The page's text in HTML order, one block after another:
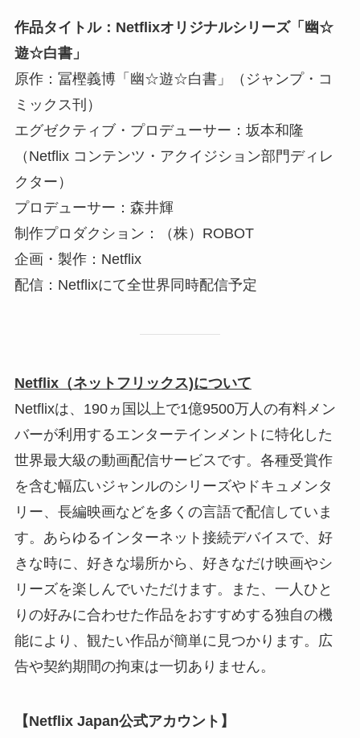
作品タイトル：Netflixオリジナルシリーズ「幽☆
遊☆白書」
原作：冨樫義博「幽☆遊☆白書」（ジャンプ・コ
ミックス刊）
エグゼクティブ・プロデューサー：坂本和隆
（Netflix コンテンツ・アクイジション部門ディレ
クター）
プロデューサー：森井輝
制作プロダクション：（株）ROBOT
企画・製作：Netflix
配信：Netflixにて全世界同時配信予定
Netflix（ネットフリックス)について
Netflixは、190ヵ国以上で1億9500万人の有料メン
バーが利用するエンターテインメントに特化した
世界最大級の動画配信サービスです。各種受賞作
を含む幅広いジャンルのシリーズやドキュメンタ
リー、長編映画などを多くの言語で配信していま
す。あらゆるインターネット接続デバイスで、好
きな時に、好きな場所から、好きなだけ映画やシ
リーズを楽しんでいただけます。また、一人ひと
りの好みに合わせた作品をおすすめする独自の機
能により、観たい作品が簡単に見つかります。広
告や契約期間の拘束は一切ありません。
【Netflix Japan公式アカウント】